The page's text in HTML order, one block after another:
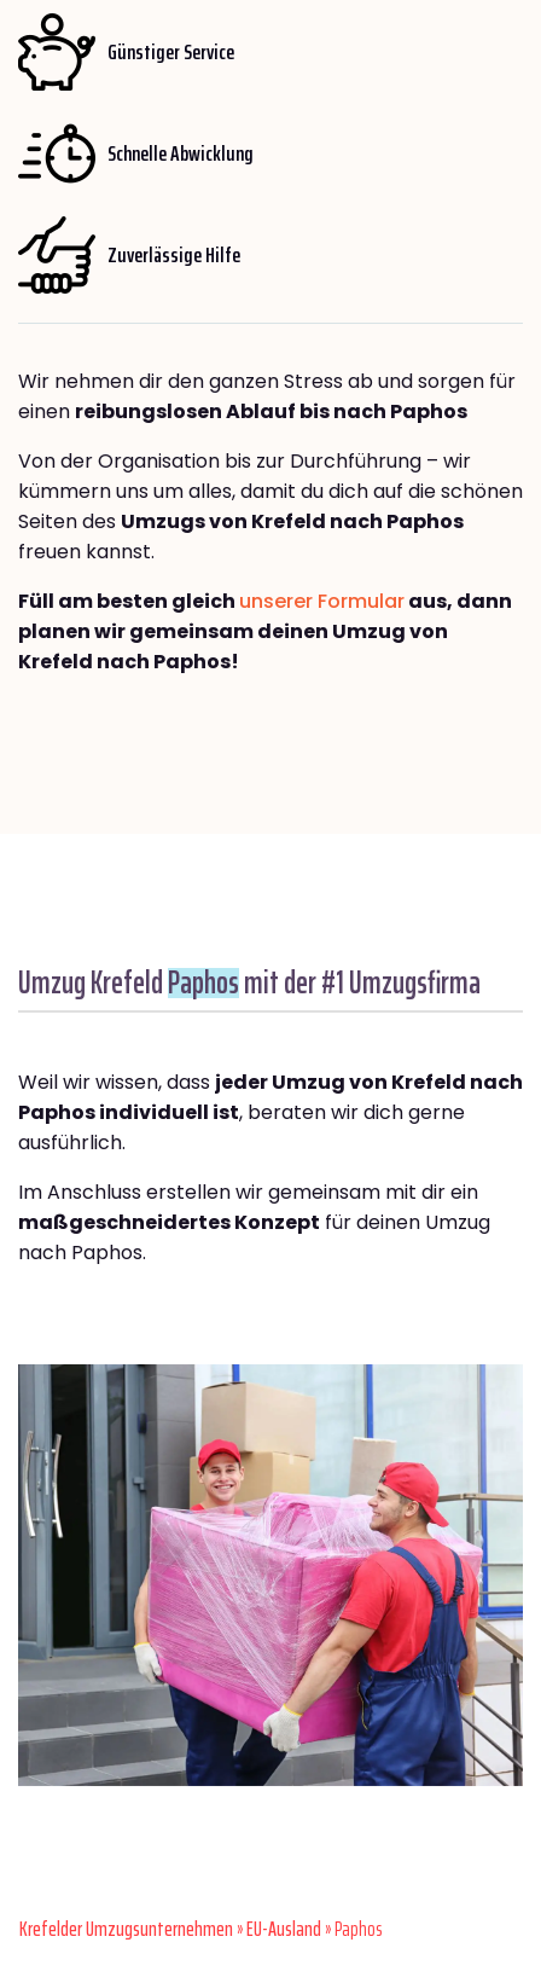
Günstiger Service
Schnelle Abwicklung
Zuverlässige Hilfe
Wir nehmen dir den ganzen Stress ab und sorgen für
einen reibungslosen Ablauf bis nach Paphos
Von der Organisation bis zur Durchführung – wir
kümmern uns um alles, damit du dich auf die schönen
Seiten des Umzugs von Krefeld nach Paphos
freuen kannst.
Füll am besten gleich unserer Formularaus, dann
planen wir gemeinsam deinen Umzug von
Krefeld nach Paphos!
Umzug KrefeldPaphosmit der #1 Umzugsfirma
Weil wir wissen, dass jeder Umzug von Krefeld nach
Paphos individuell ist, beraten wir dich gerne
ausführlich.
Im Anschluss erstellen wir gemeinsam mit dir ein
maßgeschneidertes Konzept für deinen Umzug
nach Paphos.
Krefelder Umzugsunternehmen»EU-Ausland» Paphos